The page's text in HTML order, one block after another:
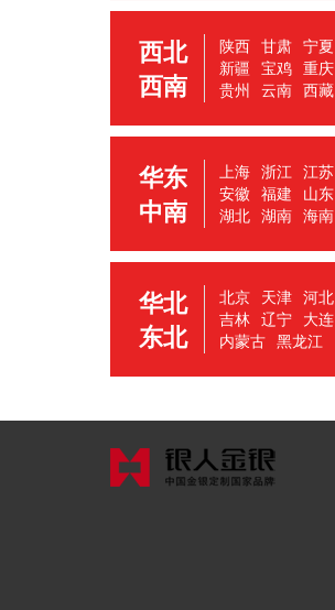
西北
西南
陕西 甘肃 宁夏
新疆 宝鸡 重庆
贵州 云南 西藏
华东
中南
上海 浙江 江苏
安徽 福建 山东
湖北 湖南 海南
华北
东北
北京 天津 河北
吉林 辽宁 大连
内蒙古 黑龙江